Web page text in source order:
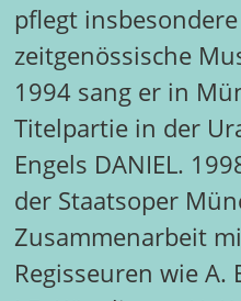
pflegt
zeitgenössische
1994 sang er in
Titelpartie in der
Engels DANIEL.
der Staatsoper
Zusammenarbeit
Regisseuren wie A.